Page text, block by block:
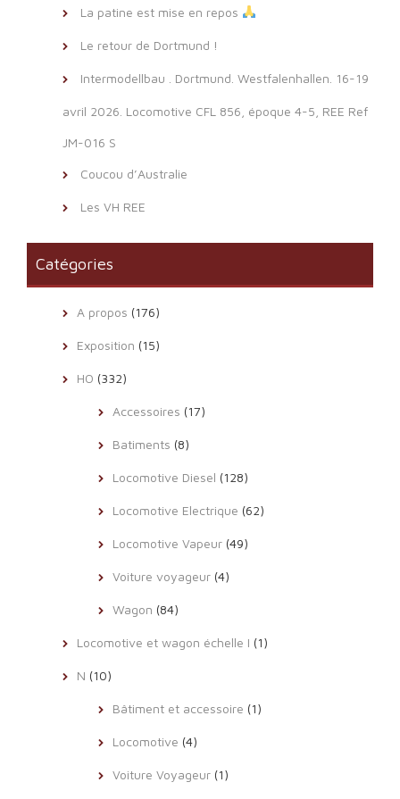
La patine est mise en repos
Le retour de Dortmund !
Intermodellbau . Dortmund. Westfalenhallen. 16-19
avril 2026. Locomotive CFL 856, époque 4-5, REE Ref
JM-016 S
Coucou d’Australie
Les VH REE
Catégories
A propos (176)
Exposition (15)
HO (332)
Accessoires (17)
Batiments (8)
Locomotive Diesel (128)
Locomotive Electrique (62)
Locomotive Vapeur (49)
Voiture voyageur (4)
Wagon (84)
Locomotive et wagon échelle I (1)
N (10)
Bâtiment et accessoire (1)
Locomotive (4)
Voiture Voyageur (1)